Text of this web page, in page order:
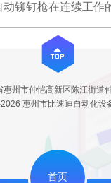
惠州市仲恺高新区陈江街道
惠州市比速迪自动化设
首页